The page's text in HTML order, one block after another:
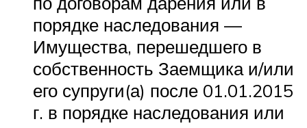
порядке наследования —
Имущества, перешедшего в
собственность Заемщика и/или
его супруги(а) после 01.01.2015
г. в порядке наследования или